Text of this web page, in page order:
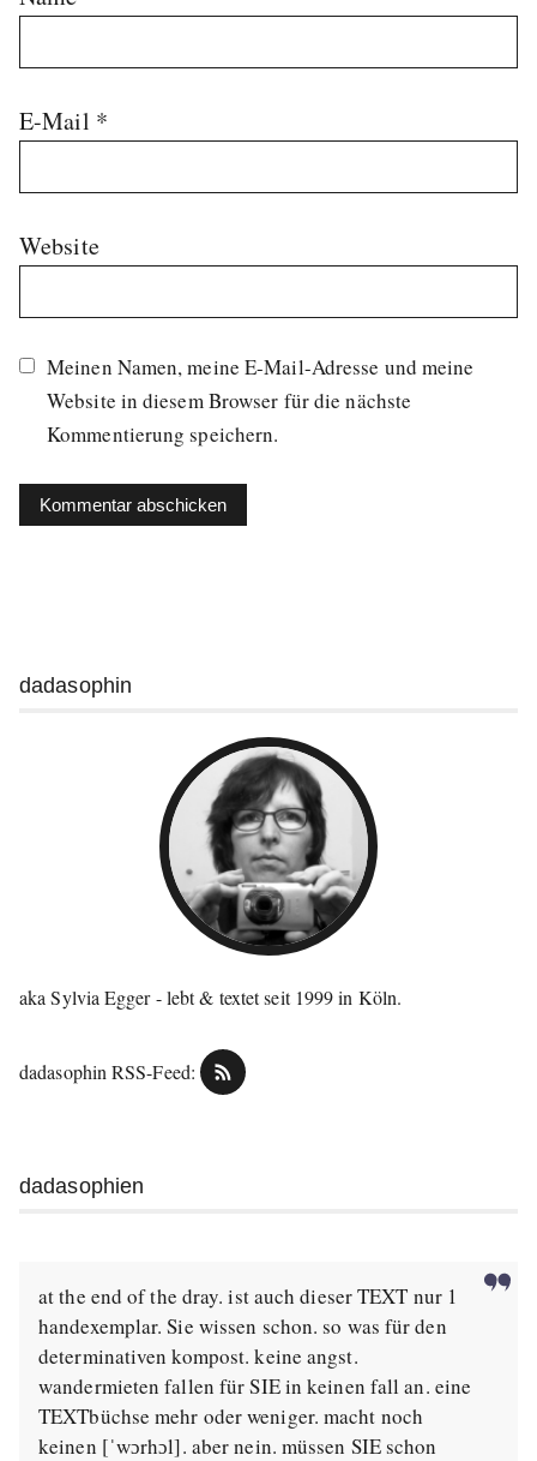
E-Mail *
Website
Meinen Namen, meine E-Mail-Adresse und meine
Website in diesem Browser für die nächste
Kommentierung speichern.
Weitere
dadasophin
aka Sylvia Egger - lebt & textet seit 1999 in Köln.
dadasophin RSS-Feed:
dadasophien
at the end of the dray. ist auch dieser TEXT nur 1
handexemplar. Sie wissen schon. so was für den
determinativen kompost. keine angst.
wandermieten fallen für SIE in keinen fall an. eine
TEXTbüchse mehr oder weniger. macht noch
keinen [ˈwɔrhɔl]. aber nein. müssen SIE schon